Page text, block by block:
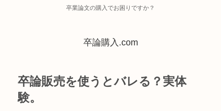
卒業論文の購入でお困りですか？
卒論購入.com
卒論販売を使うとバレる？実体
験。